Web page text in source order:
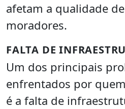
afetam a qualidade
moradores.
FALTA DE
Um dos principais
enfrentados por
é a falta de